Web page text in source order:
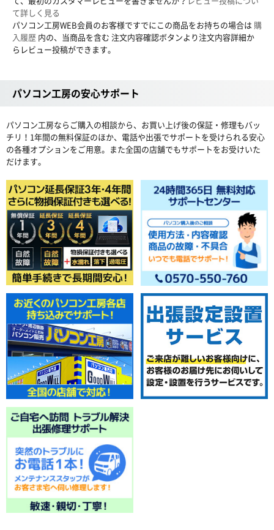
て詳しく見る
パソコン工房WEB会員のお客様ですでにこの商品をお持ちの場合は 購
入履歴 内の、当商品を含む 注文内容確認ボタンより注文内容詳細か
らレビュー投稿ができます。
パソコン工房の安心サポート
パソコン工房ならご購入の相談から、お買い上げ後の保証・修理もバッ
チリ！1年間の無料保証のほか、電話や出張でサポートを受けられる安心
の各種オプションをご用意。また全国の店舗でもサポートをお受けいた
だけます。